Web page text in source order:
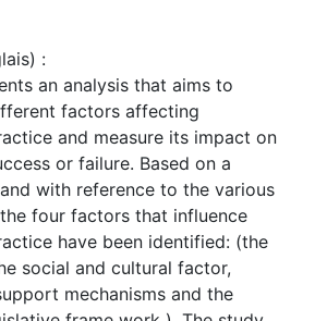
:
an analysis that aims to
factors affecting
and measure its impact on
or failure. Based on a
with reference to the various
four factors that influence
have been identified: (the
social and cultural factor,
mechanisms and the